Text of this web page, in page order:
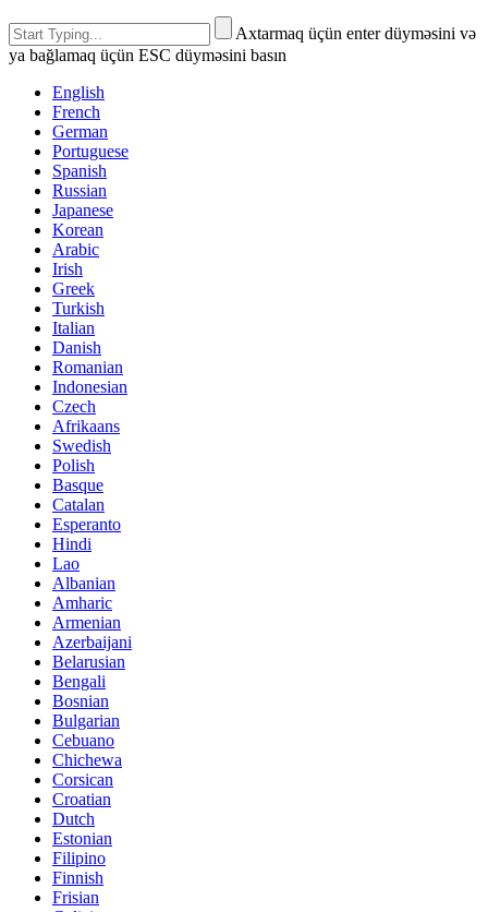
Axtarmaq üçün enter düyməsini və
ya bağlamaq üçün ESC düyməsini basın
English
French
German
Portuguese
Spanish
Russian
Japanese
Korean
Arabic
Irish
Greek
Turkish
Italian
Danish
Romanian
Indonesian
Czech
Afrikaans
Swedish
Polish
Basque
Catalan
Esperanto
Hindi
Lao
Albanian
Amharic
Armenian
Azerbaijani
Belarusian
Bengali
Bosnian
Bulgarian
Cebuano
Chichewa
Corsican
Croatian
Dutch
Estonian
Filipino
Finnish
Frisian